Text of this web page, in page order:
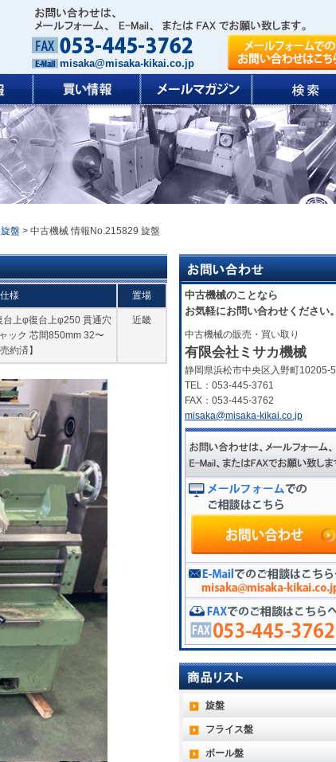
misaka@misaka-kikai.co.jp
盤 > 中古機械 情報No.215829 旋盤
仕様 置場
上φ復台上φ250 貫通穴
ック 芯間850mm 32〜
約済】
近畿
中古機械のことなら
お気軽にお問い合わせください。
中古機械の販売・買い取り
有限会社ミサカ機械
静岡県浜松市中央区入野町10205-5
TEL：053-445-3761
FAX：053-445-3762
misaka@misaka-kikai.co.jp
旋盤
フライス盤
ボール盤